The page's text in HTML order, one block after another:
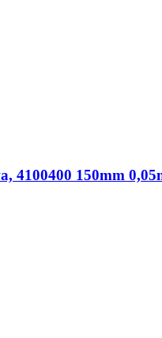
4100400 150mm